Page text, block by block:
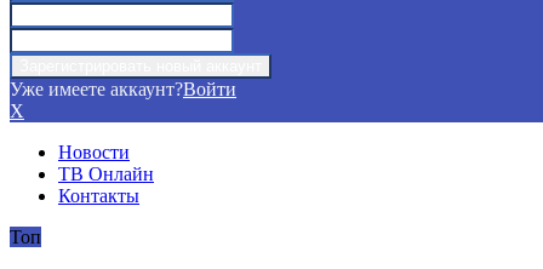
Уже имеете аккаунт?Войти
X
Новости
ТВ Онлайн
Контакты
Топ